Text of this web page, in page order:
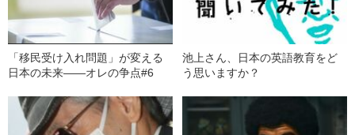
「移民受け入れ問題」が変える
日本の未来――オレの争点#6
池上さん、日本の英語教育をど
う思いますか？